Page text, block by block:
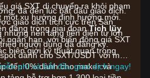
giá SXT di chuyển ra khỏi phạm
một xu hướng định hướng mới.
đang trong giai đoạnTích lũy
ngắn hạn, với biến động giá SXT
biên giới kỹ thuật quan trọng
đã đến lúc bắt đầu giao dịch.
giao dịch tích cực trên Sàn
những nền tảng tiền điện tử lớn
người dùng đã đăng ký.
dành cho SXT/USDT với mức
đến 0% dành cho maker và
phí và bắt đầu giao dịch ngay!